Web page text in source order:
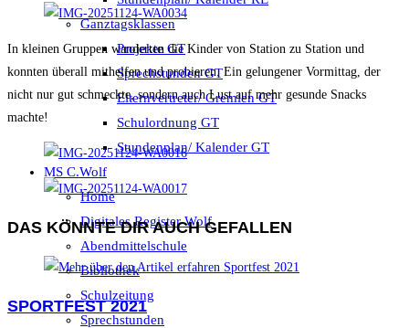
Ganztagsklassen
Projekte GT
Sprechstunden GT
Elternvertreter/ Gremien GT
Schulordnung GT
Stundenplan/ Kalender GT
MS C.Wolf
Home
Digitales Register Wolf
Abendmittelschule
Bibliothek
Schulzeitung
Sprechstunden
In kleinen Gruppen wanderten die Kinder von Station zu Station und
konnten überall mithelfen und probieren. Ein gelungener Vormittag, der
nicht nur gut schmeckte, sondern auch Lust auf mehr gesunde Snacks
machte!
DAS KÖNNTE DIR AUCH GEFALLEN
SPORTFEST 2021